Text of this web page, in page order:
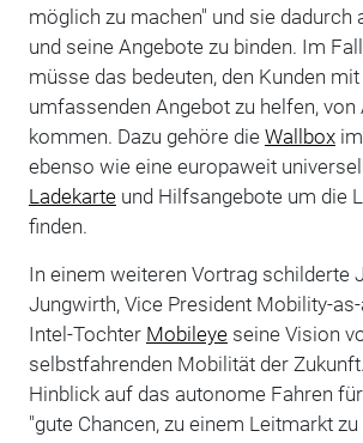
möglich zu machen" und sie dadurch
und seine Angebote zu binden. Im
müsse das bedeuten, den Kunden
umfassenden Angebot zu helfen, von
kommen. Dazu gehöre die Wallboxim
ebenso wie eine europaweit
Ladekarteund Hilfsangebote um die
finden.
In einem weiteren Vortrag schilderte
Jungwirth, Vice President Mobility-
Intel-Tochter Mobileyeseine Vision
selbstfahrenden Mobilität der
Hinblick auf das autonome Fahren
"gute Chancen, zu einem Leitmarkt zu